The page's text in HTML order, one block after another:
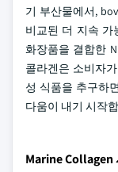
기 부산물에서,
비교된 더 지속 가
화장품을 결합한
콜라겐은 소비자
성 식품을 추구하
다움이 내기 시작
Marine Collagen